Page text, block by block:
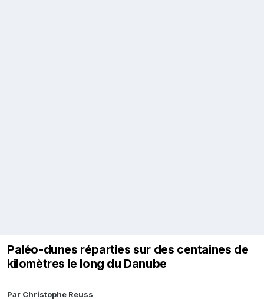
Paléo-dunes réparties sur des centaines de
kilomètres le long du Danube
Par Christophe Reuss